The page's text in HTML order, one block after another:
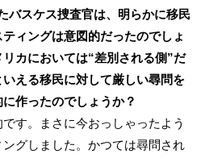
バスケス捜査官は、明らかに移民
ィングは意図的だったのでしょ
カにおいては“差別される側”だ
える移民に対して厳しい尋問を
作ったのでしょうか？
す。まさに今おっしゃったよう
グしました。かつては尋問され